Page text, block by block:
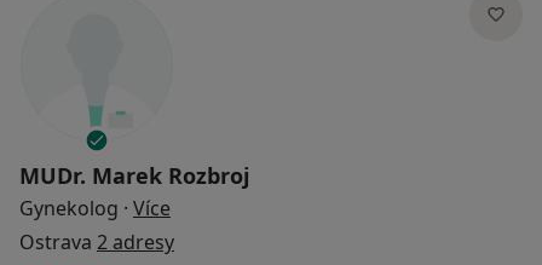
MUDr. Marek Rozbroj
Gynekolog · Více
Ostrava 2 adresy